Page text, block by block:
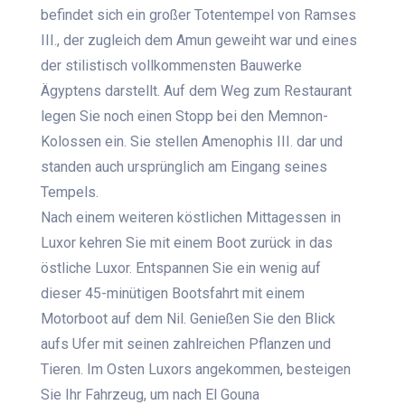
befindet sich ein großer Totentempel von Ramses
III., der zugleich dem Amun geweiht war und eines
der stilistisch vollkommensten Bauwerke
Ägyptens darstellt. Auf dem Weg zum Restaurant
legen Sie noch einen Stopp bei den Memnon-
Kolossen ein. Sie stellen Amenophis III. dar und
standen auch ursprünglich am Eingang seines
Tempels.
Nach einem weiteren köstlichen Mittagessen in
Luxor kehren Sie mit einem Boot zurück in das
östliche Luxor. Entspannen Sie ein wenig auf
dieser 45-minütigen Bootsfahrt mit einem
Motorboot auf dem Nil. Genießen Sie den Blick
aufs Ufer mit seinen zahlreichen Pflanzen und
Tieren. Im Osten Luxors angekommen, besteigen
Sie Ihr Fahrzeug, um nach El Gouna